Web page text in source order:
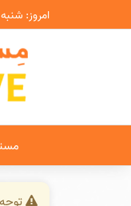
امروز: شنبه، ۱۷ مرداد